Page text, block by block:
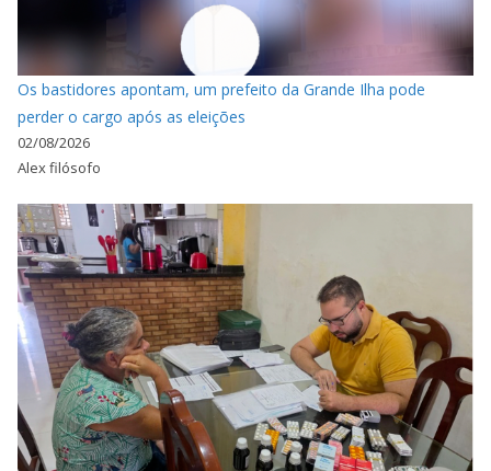
Os bastidores apontam, um prefeito da Grande Ilha pode
perder o cargo após as eleições
02/08/2026
Alex filósofo